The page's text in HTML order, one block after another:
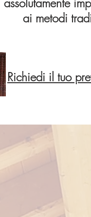
ai metodi
Richiedi il tuo